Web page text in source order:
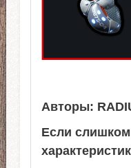
Авторы:
Если